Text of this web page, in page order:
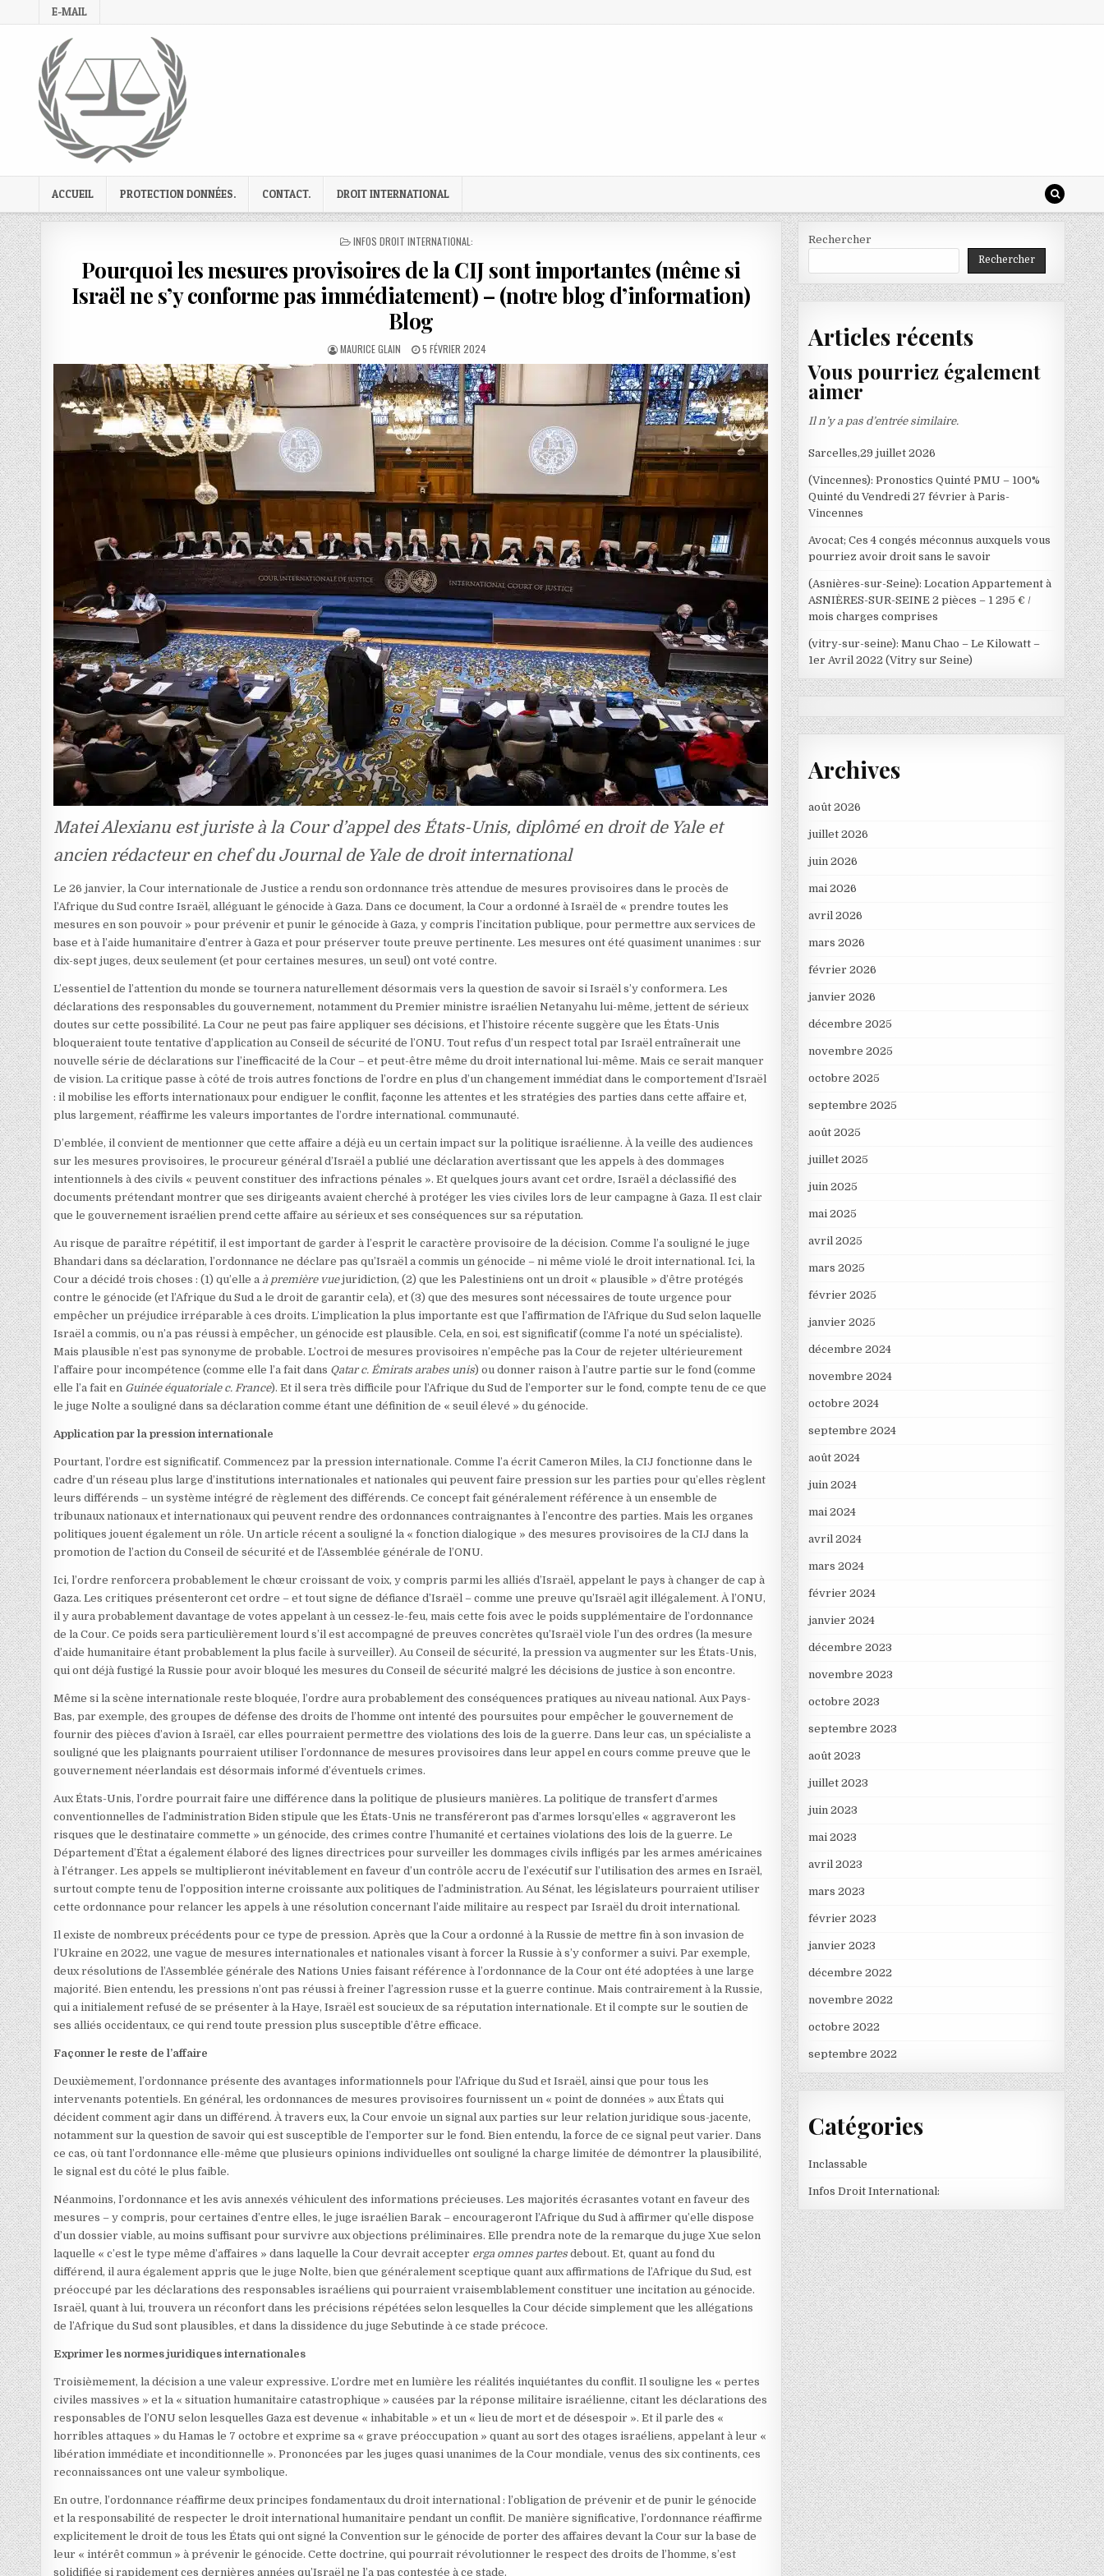
to
E-MAIL
ACCUEIL PROTECTION DONNÉES. CONTACT. DROIT INTERNATIONAL
POSTED
INFOS DROIT INTERNATIONAL:
Pourquoi les mesures provisoires de la CIJ sont importantes (même si
Israël ne s’y conforme pas immédiatement) – (notre blog d’information)
Blog
AUTHOR:
MAURICE GLAIN
PUBLISHED
DATE:
5 FÉVRIER 2024
Matei Alexianu est juriste à la Cour d’appel des États-Unis, diplômé en droit de Yale et
ancien rédacteur en chef duJournal de Yale de droit international
Le 26 janvier, la Cour internationale de Justice a rendu son ordonnance très attendue de mesures provisoires dans le procès de
l’Afrique du Sud contre Israël, alléguant le génocide à Gaza. Dans ce document, la Cour a ordonné à Israël de « prendre toutes les
mesures en son pouvoir » pour prévenir et punir le génocide à Gaza, y compris l’incitation publique, pour permettre aux services de
base et à l’aide humanitaire d’entrer à Gaza et pour préserver toute preuve pertinente. Les mesures ont été quasiment unanimes : sur
dix-sept juges, deux seulement (et pour certaines mesures, un seul) ont voté contre.
L’essentiel de l’attention du monde se tournera naturellement désormais vers la question de savoir si Israël s’y conformera. Les
déclarations des responsables du gouvernement, notamment du Premier ministre israélien Netanyahu lui-même, jettent de sérieux
doutes sur cette possibilité. La Cour ne peut pas faire appliquer ses décisions, et l’histoire récente suggère que les États-Unis
bloqueraient toute tentative d’application au Conseil de sécurité de l’ONU. Tout refus d’un respect total par Israël entraînerait une
nouvelle série de déclarations sur l’inefficacité de la Cour – et peut-être même du droit international lui-même. Mais ce serait manquer
de vision. La critique passe à côté de trois autres fonctions de l’ordre en plus d’un changement immédiat dans le comportement d’Israël
: il mobilise les efforts internationaux pour endiguer le conflit, façonne les attentes et les stratégies des parties dans cette affaire et,
plus largement, réaffirme les valeurs importantes de l’ordre international. communauté.
D’emblée, il convient de mentionner que cette affaire a déjà eu un certain impact sur la politique israélienne. À la veille des audiences
sur les mesures provisoires, le procureur général d’Israël a publié une déclaration avertissant que les appels à des dommages
intentionnels à des civils « peuvent constituer des infractions pénales ». Et quelques jours avant cet ordre, Israël a déclassifié des
documents prétendant montrer que ses dirigeants avaient cherché à protéger les vies civiles lors de leur campagne à Gaza. Il est clair
que le gouvernement israélien prend cette affaire au sérieux et ses conséquences sur sa réputation.
Au risque de paraître répétitif, il est important de garder à l’esprit le caractère provisoire de la décision. Comme l’a souligné le juge
Bhandari dans sa déclaration, l’ordonnance ne déclare pas qu’Israël a commis un génocide – ni même violé le droit international. Ici, la
Cour a décidé trois choses : (1) qu’elle a à première vuejuridiction, (2) que les Palestiniens ont un droit « plausible » d’être protégés
contre le génocide (et l’Afrique du Sud a le droit de garantir cela), et (3) que des mesures sont nécessaires de toute urgence pour
empêcher un préjudice irréparable à ces droits. L’implication la plus importante est que l’affirmation de l’Afrique du Sud selon laquelle
Israël a commis, ou n’a pas réussi à empêcher, un génocide est plausible. Cela, en soi, est significatif (comme l’a noté un spécialiste).
Mais plausible n’est pas synonyme de probable. L’octroi de mesures provisoires n’empêche pas la Cour de rejeter ultérieurement
l’affaire pour incompétence (comme elle l’a fait dans Qatar c. Émirats arabes unis) ou donner raison à l’autre partie sur le fond (comme
elle l’a fait en Guinée équatoriale c. France). Et il sera très difficile pour l’Afrique du Sud de l’emporter sur le fond, compte tenu de ce que
le juge Nolte a souligné dans sa déclaration comme étant une définition de « seuil élevé » du génocide.
Application par la pression internationale
Pourtant, l’ordre est significatif. Commencez par la pression internationale. Comme l’a écrit Cameron Miles, la CIJ fonctionne dans le
cadre d’un réseau plus large d’institutions internationales et nationales qui peuvent faire pression sur les parties pour qu’elles règlent
leurs différends – un système intégré de règlement des différends. Ce concept fait généralement référence à un ensemble de
tribunaux nationaux et internationaux qui peuvent rendre des ordonnances contraignantes à l’encontre des parties. Mais les organes
politiques jouent également un rôle. Un article récent a souligné la « fonction dialogique » des mesures provisoires de la CIJ dans la
promotion de l’action du Conseil de sécurité et de l’Assemblée générale de l’ONU.
Ici, l’ordre renforcera probablement le chœur croissant de voix, y compris parmi les alliés d’Israël, appelant le pays à changer de cap à
Gaza. Les critiques présenteront cet ordre – et tout signe de défiance d’Israël – comme une preuve qu’Israël agit illégalement. À l’ONU,
il y aura probablement davantage de votes appelant à un cessez-le-feu, mais cette fois avec le poids supplémentaire de l’ordonnance
de la Cour. Ce poids sera particulièrement lourd s’il est accompagné de preuves concrètes qu’Israël viole l’un des ordres (la mesure
d’aide humanitaire étant probablement la plus facile à surveiller). Au Conseil de sécurité, la pression va augmenter sur les États-Unis,
qui ont déjà fustigé la Russie pour avoir bloqué les mesures du Conseil de sécurité malgré les décisions de justice à son encontre.
Même si la scène internationale reste bloquée, l’ordre aura probablement des conséquences pratiques au niveau national. Aux Pays-
Bas, par exemple, des groupes de défense des droits de l’homme ont intenté des poursuites pour empêcher le gouvernement de
fournir des pièces d’avion à Israël, car elles pourraient permettre des violations des lois de la guerre. Dans leur cas, un spécialiste a
souligné que les plaignants pourraient utiliser l’ordonnance de mesures provisoires dans leur appel en cours comme preuve que le
gouvernement néerlandais est désormais informé d’éventuels crimes.
Aux États-Unis, l’ordre pourrait faire une différence dans la politique de plusieurs manières. La politique de transfert d’armes
conventionnelles de l’administration Biden stipule que les États-Unis ne transféreront pas d’armes lorsqu’elles « aggraveront les
risques que le destinataire commette » un génocide, des crimes contre l’humanité et certaines violations des lois de la guerre. Le
Département d’État a également élaboré des lignes directrices pour surveiller les dommages civils infligés par les armes américaines
à l’étranger. Les appels se multiplieront inévitablement en faveur d’un contrôle accru de l’exécutif sur l’utilisation des armes en Israël,
surtout compte tenu de l’opposition interne croissante aux politiques de l’administration. Au Sénat, les législateurs pourraient utiliser
cette ordonnance pour relancer les appels à une résolution concernant l’aide militaire au respect par Israël du droit international.
Il existe de nombreux précédents pour ce type de pression. Après que la Cour a ordonné à la Russie de mettre fin à son invasion de
l’Ukraine en 2022, une vague de mesures internationales et nationales visant à forcer la Russie à s’y conformer a suivi. Par exemple,
deux résolutions de l’Assemblée générale des Nations Unies faisant référence à l’ordonnance de la Cour ont été adoptées à une large
majorité. Bien entendu, les pressions n’ont pas réussi à freiner l’agression russe et la guerre continue. Mais contrairement à la Russie,
qui a initialement refusé de se présenter à la Haye, Israël est soucieux de sa réputation internationale. Et il compte sur le soutien de
ses alliés occidentaux, ce qui rend toute pression plus susceptible d’être efficace.
Façonner le reste de l’affaire
Deuxièmement, l’ordonnance présente des avantages informationnels pour l’Afrique du Sud et Israël, ainsi que pour tous les
intervenants potentiels. En général, les ordonnances de mesures provisoires fournissent un « point de données » aux États qui
décident comment agir dans un différend. À travers eux, la Cour envoie un signal aux parties sur leur relation juridique sous-jacente,
notamment sur la question de savoir qui est susceptible de l’emporter sur le fond. Bien entendu, la force de ce signal peut varier. Dans
ce cas, où tant l’ordonnance elle-même que plusieurs opinions individuelles ont souligné la charge limitée de démontrer la plausibilité,
le signal est du côté le plus faible.
Néanmoins, l’ordonnance et les avis annexés véhiculent des informations précieuses. Les majorités écrasantes votant en faveur des
mesures – y compris, pour certaines d’entre elles, le juge israélien Barak – encourageront l’Afrique du Sud à affirmer qu’elle dispose
d’un dossier viable, au moins suffisant pour survivre aux objections préliminaires. Elle prendra note de la remarque du juge Xue selon
laquelle « c’est le type même d’affaires » dans laquelle la Cour devrait accepter erga omnes partes debout. Et, quant au fond du
différend, il aura également appris que le juge Nolte, bien que généralement sceptique quant aux affirmations de l’Afrique du Sud, est
préoccupé par les déclarations des responsables israéliens qui pourraient vraisemblablement constituer une incitation au génocide.
Israël, quant à lui, trouvera un réconfort dans les précisions répétées selon lesquelles la Cour décide simplement que les allégations
de l’Afrique du Sud sont plausibles, et dans la dissidence du juge Sebutinde à ce stade précoce.
Exprimer les normes juridiques internationales
Troisièmement, la décision a une valeur expressive. L’ordre met en lumière les réalités inquiétantes du conflit. Il souligne les « pertes
civiles massives » et la « situation humanitaire catastrophique » causées par la réponse militaire israélienne, citant les déclarations des
responsables de l’ONU selon lesquelles Gaza est devenue « inhabitable » et un « lieu de mort et de désespoir ». Et il parle des «
horribles attaques » du Hamas le 7 octobre et exprime sa « grave préoccupation » quant au sort des otages israéliens, appelant à leur «
libération immédiate et inconditionnelle ». Prononcées par les juges quasi unanimes de la Cour mondiale, venus des six continents, ces
reconnaissances ont une valeur symbolique.
En outre, l’ordonnance réaffirme deux principes fondamentaux du droit international : l’obligation de prévenir et de punir le génocide
et la responsabilité de respecter le droit international humanitaire pendant un conflit. De manière significative, l’ordonnance réaffirme
explicitement le droit de tous les États qui ont signé la Convention sur le génocide de porter des affaires devant la Cour sur la base de
leur « intérêt commun » à prévenir le génocide. Cette doctrine, qui pourrait révolutionner le respect des droits de l’homme, s’est
solidifiée si rapidement ces dernières années qu’Israël ne l’a pas contestée à ce stade.
Rechercher
Rechercher
Articles récents
Vous pourriez également
aimer
Il n’y a pas d’entrée similaire.
Sarcelles,29 juillet 2026
(Vincennes): Pronostics Quinté PMU – 100%
Quinté du Vendredi 27 février à Paris-
Vincennes
Avocat; Ces 4 congés méconnus auxquels vous
pourriez avoir droit sans le savoir
(Asnières-sur-Seine): Location Appartement à
ASNIÈRES-SUR-SEINE 2 pièces – 1 295 € /
mois charges comprises
(vitry-sur-seine): Manu Chao – Le Kilowatt –
1er Avril 2022 (Vitry sur Seine)
Archives
août 2026
juillet 2026
juin 2026
mai 2026
avril 2026
mars 2026
février 2026
janvier 2026
décembre 2025
novembre 2025
octobre 2025
septembre 2025
août 2025
juillet 2025
juin 2025
mai 2025
avril 2025
mars 2025
février 2025
janvier 2025
décembre 2024
novembre 2024
octobre 2024
septembre 2024
août 2024
juin 2024
mai 2024
avril 2024
mars 2024
février 2024
janvier 2024
décembre 2023
novembre 2023
octobre 2023
septembre 2023
août 2023
juillet 2023
juin 2023
mai 2023
avril 2023
mars 2023
février 2023
janvier 2023
décembre 2022
novembre 2022
octobre 2022
septembre 2022
Catégories
Inclassable
Infos Droit International: